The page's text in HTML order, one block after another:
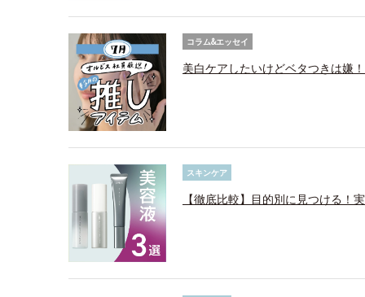
コラム&エッセイ
美白ケアしたいけどベタつきは嫌
スキンケア
【徹底比較】目的別に見つける！